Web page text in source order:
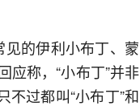
的伊利小布丁、蒙
应称，“小布丁”并非
不过都叫“小布丁”和